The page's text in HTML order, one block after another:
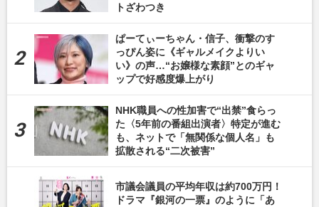
トざわつき
ぱーてぃーちゃん・信子、衝撃のす
っぴん姿に《ギャルメイクよりい
い》の声…“お嬢様な素顔”とのギャ
ップで好感度爆上がり
NHK職員への性加害で“出禁”食らっ
た〈5年前の番組出演者〉特定が進む
も、ネットで「無関係な個人名」も
拡散される“二次被害”
市議会議員の平均年収は約700万円！
ドラマ『銀河の一票』のように「あ